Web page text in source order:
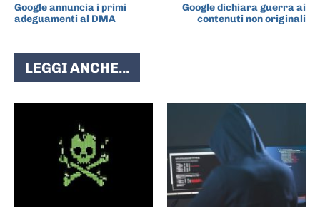
Google annuncia i primi
adeguamenti al DMA
Google dichiara guerra ai
contenuti non originali
LEGGI ANCHE...